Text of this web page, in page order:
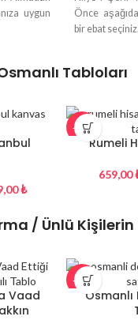
uygun
Önce
bir ebat seçiniz.
Tabloları
₺
-27%
Rumeli
659,00
/ Ünlü Kişilerin
Vaad
-26%
Osmanlı